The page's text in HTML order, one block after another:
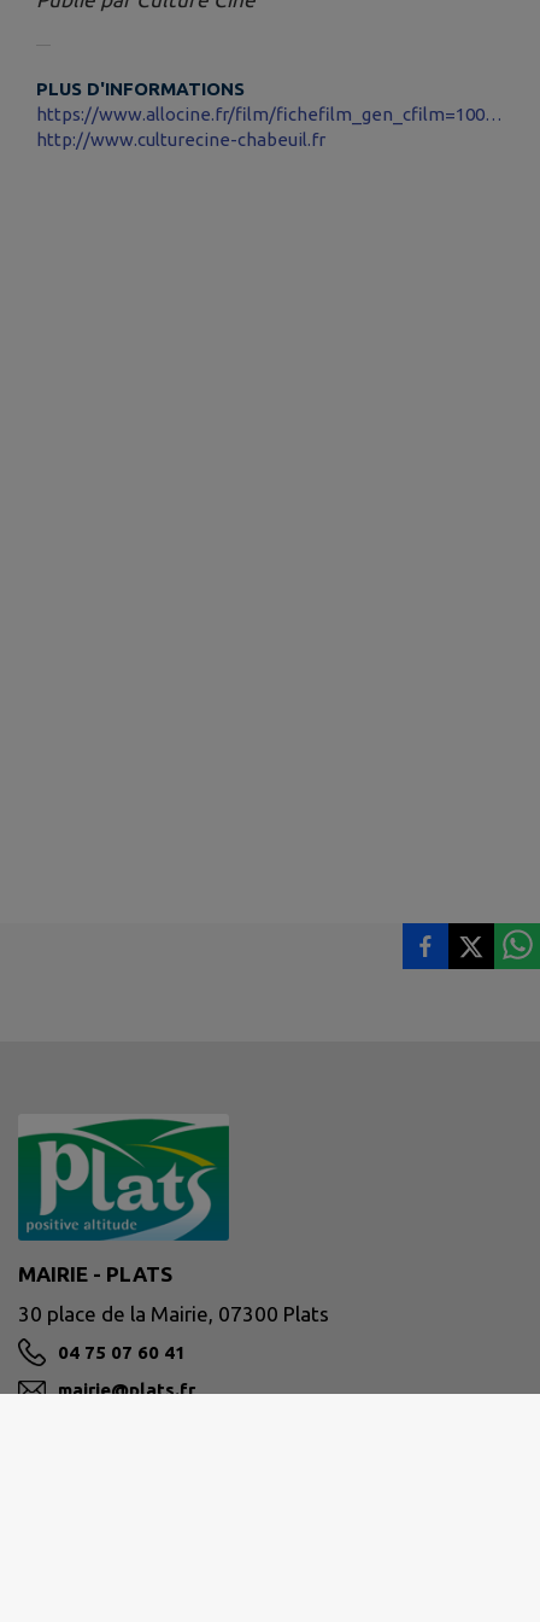
PLUS D'INFORMATIONS
https://www.allocine.fr/film/fichefilm_gen_cfilm=1000009982.html
http://www.culturecine-chabeuil.fr
MAIRIE - PLATS
30 place de la Mairie, 07300 Plats
04 75 07 60 41
mairie@plats.fr